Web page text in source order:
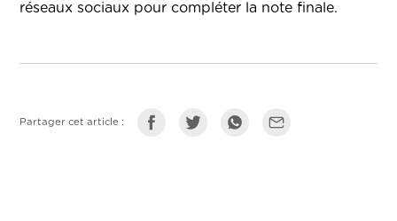
réseaux sociaux pour compléter la note finale.
Partager cet article :